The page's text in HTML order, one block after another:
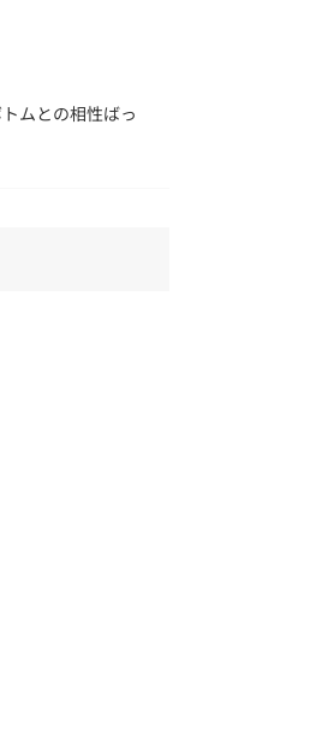
ムとの相性ばっ
ました。
干異なる場合が
さい。